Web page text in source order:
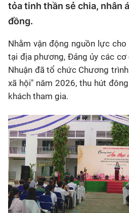
tỏa tinh thần sẻ chia, nhân
đồng.
Nhằm vận động nguồn lực
tại địa phương, Đảng ủy các
Nhuận đã tổ chức Chương
xã hội" năm 2026, thu hút
khách tham gia.